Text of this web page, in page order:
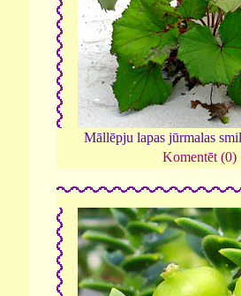
Māllēpju lapas jūrmalas
Komentēt (0)